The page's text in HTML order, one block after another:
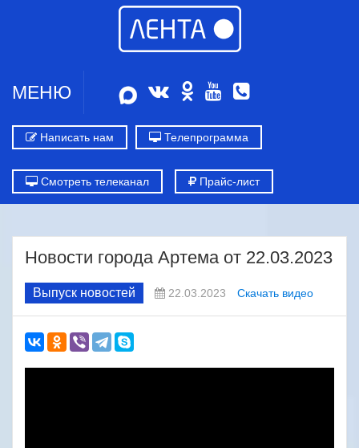
МЕНЮ
Написать нам Телепрограмма
Смотреть телеканал Прайс-лист
Новости города Артема от 22.03.2023
Выпуск новостей 22.03.2023 Скачать видео